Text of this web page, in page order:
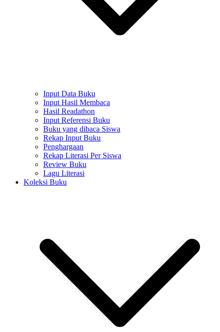
Input Data Buku
Input Hasil Membaca
Hasil Readathon
Input Referensi Buku
Buku yang dibaca Siswa
Rekap Input Buku
Penghargaan
Rekap Literasi Per Siswa
Review Buku
Lagu Literasi
Koleksi Buku